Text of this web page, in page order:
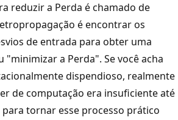
reduzir a Perda é chamado de
é encontrar os
de entrada para obter uma
"minimizar a Perda". Se você acha
dispendioso, realmente
de computação era insuficiente até
tornar esse processo prático